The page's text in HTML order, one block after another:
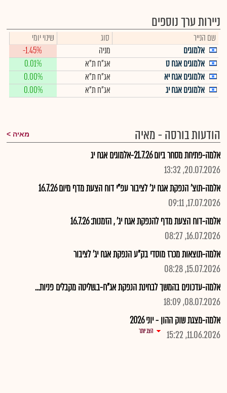
ניירות ערך נוספים
שם הנייר סוג
שינוי יומי
אלמוגים
מניה
-1.45%
אלמוגים אגח ט
אג"ח ת"א
0.01%
אלמוגים אגח יא
אג"ח ת"א
0.00%
אלמוגים אגח יג
אג"ח ת"א 0.00%
הודעות בורסה - מאיה מאיה
אלמה-פתיחת מסחר ביום 21.7.26-אלמוגים אגח יג
20.07.2026, 13:32
אלמה-תוצ' הנפקת אגח יג' לציבור עפ"י דוח הצעת מדף מיום 16.7.26
17.07.2026, 09:11
אלמה-דוח הצעת מדף להנפקת אגח יג' , הזמנות: 16.7.26
16.07.2026, 08:27
אלמה-תוצאות מכרז מוסדי בק"ע הנפקת אגח יג' לציבור
15.07.2026, 08:28
אלמה-עדכונים בהמשך לבחינת הנפקת אג"ח-ב.שליטה מקבלים פניות...
08.07.2026, 18:09
אלמה-מצגת שוק ההון - יוני 2026
11.06.2026, 15:22
הצג יותר